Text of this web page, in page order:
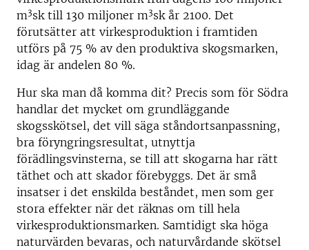
m3sk till 130 miljoner m3sk år 2100. Det
förutsätter att virkesproduktion i framtiden
utförs på 75 % av den produktiva skogsmarken,
idag är andelen 80 %.
Hur ska man då komma dit? Precis som för Södra
handlar det mycket om grundläggande
skogsskötsel, det vill säga ståndortsanpassning,
bra föryngringsresultat, utnyttja
förädlingsvinsterna, se till att skogarna har rätt
täthet och att skador förebyggs. Det är små
insatser i det enskilda beståndet, men som ger
stora effekter när det räknas om till hela
virkesproduktionsmarken. Samtidigt ska höga
naturvärden bevaras, och naturvårdande skötsel